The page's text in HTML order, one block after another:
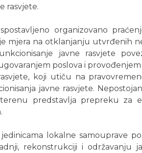
rasvjete.
organizovano
mjera na otklanjanju utvrđenih
javne rasvjete
poslova i provođenjem
koji utiču na
javne rasvjete.
predstavlja prepreku za
lokalne samouprave
rekonstrukciji i održavanju